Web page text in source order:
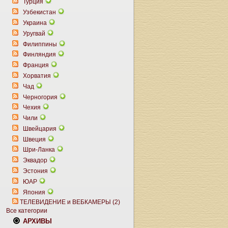
Турция
Узбекистан
Украина
Уругвай
Филиппины
Финляндия
Франция
Хорватия
Чад
Черногория
Чехия
Чили
Швейцария
Швеция
Шри-Ланка
Эквадор
Эстония
ЮАР
Япония
ТЕЛЕВИДЕНИЕ и ВЕБКАМЕРЫ (2)
Все категории
АРХИВЫ